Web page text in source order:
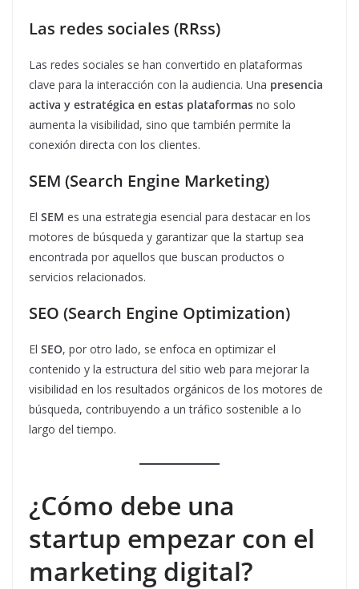
Las redes sociales (RRss)
Las redes sociales se han convertido en plataformas
clave para la interacción con la audiencia. Una presencia
activa y estratégica en estas plataformas no solo
aumenta la visibilidad, sino que también permite la
conexión directa con los clientes.
SEM (Search Engine Marketing)
El SEM es una estrategia esencial para destacar en los
motores de búsqueda y garantizar que la startup sea
encontrada por aquellos que buscan productos o
servicios relacionados.
SEO (Search Engine Optimization)
El SEO, por otro lado, se enfoca en optimizar el
contenido y la estructura del sitio web para mejorar la
visibilidad en los resultados orgánicos de los motores de
búsqueda, contribuyendo a un tráfico sostenible a lo
largo del tiempo.
¿Cómo debe una
startup empezar con el
marketing digital?